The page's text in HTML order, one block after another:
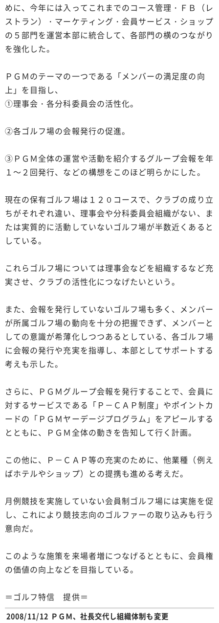
めに、今年には入ってこれまでのコース管理・ＦＢ（レ
ストラン）・マーケティング・会員サービス・ショップ
の５部門を運営本部に統合して、各部門の横のつながり
を強化した。
ＰＧＭのテーマの一つである「メンバーの満足度の向
上」を目指し、
①理事会・各分科委員会の活性化。
②各ゴルフ場の会報発行の促進。
③ＰＧＭ全体の運営や活動を紹介するグループ会報を年
１～２回発行、などの構想をこのほど明らかにした。
現在の保有ゴルフ場は１２０コースで、クラブの成り立
ちがそれぞれ違い、理事会や分科委員会組織がない、ま
たは実質的に活動していないゴルフ場が半数近くあると
している。
これらゴルフ場については理事会などを組織するなど充
実させ、クラブの活性化につなげたいという。
また、会報を発行していないゴルフ場も多く、メンバー
が所属ゴルフ場の動向を十分の把握できず、メンバーと
しての意識が希薄化しつつあるとしている、各ゴルフ場
に会報の発行や充実を指導し、本部としてサポートする
考えも示した。
さらに、ＰＧＭグループ会報を発行することで、会員に
対するサービスである「Ｐ－ＣＡＰ制度」やポイントカ
ードの「ＰＧＭヤーデージプログラム」をアピールする
とともに、ＰＧＭ全体の動きを告知して行く計画。
この他に、Ｐ－ＣＡＰ等の充実のために、他業種（例え
ばホテルやショップ）との提携も進める考えだ。
月例競技を実施していない会員制ゴルフ場には実施を促
し、これにより競技志向のゴルファーの取り込みも行う
意向だ。
このような施策を来場者増につなげるとともに、会員権
の価値の向上などを目指している。
＝ゴルフ特信 提供＝
2008/11/12 ＰＧＭ、社長交代し組織体制も変更